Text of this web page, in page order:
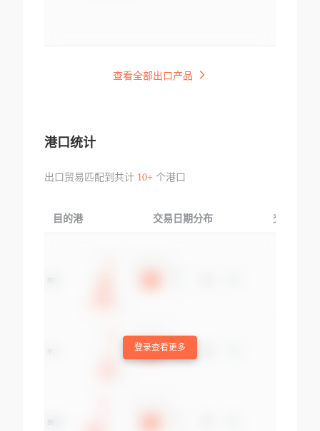
查看全部出口产品
港口统计
出口贸易匹配到共计 10+个港口
目的港 交易日期分布 交易产品
登录查看更多